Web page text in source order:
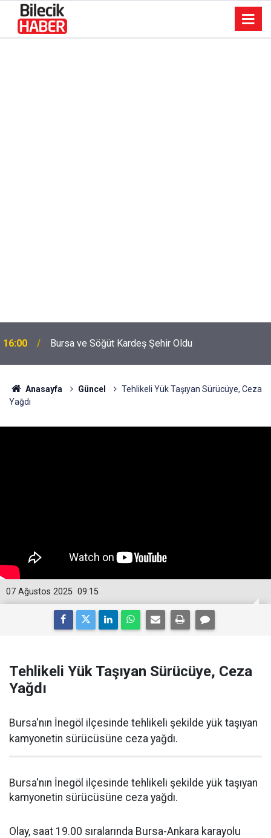
16:00 Bursa ve Söğüt Kardeş Şehir Oldu
Anasayfa Güncel
Tehlikeli Yük Taşıyan Sürücüye, Ceza
Yağdı
09:15
07 Ağustos 2025
Tehlikeli Yük Taşıyan Sürücüye, Ceza
Yağdı
Bursa'nın İnegöl ilçesinde tehlikeli şekilde yük taşıyan
kamyonetin sürücüsüne ceza yağdı.
Bursa'nın İnegöl ilçesinde tehlikeli şekilde yük taşıyan
kamyonetin sürücüsüne ceza yağdı.
Olay, saat 19.00 sıralarında Bursa-Ankara karayolu